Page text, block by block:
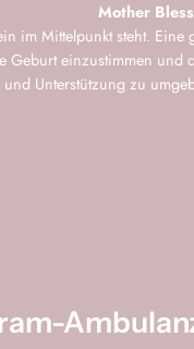
Mother
im Mittelpunkt steht. Eine
Geburt einzustimmen und
Unterstützung zu